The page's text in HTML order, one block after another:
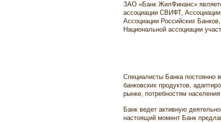
ЗАО «Банк ЖилФинанс»
ассоциации СВИФТ,
Ассоциации Российских
Национальной ассоциации
Специалисты Банка постоянно
банковских продуктов,
рынке, потребностям
Банк ведет активную
настоящий момент Банк